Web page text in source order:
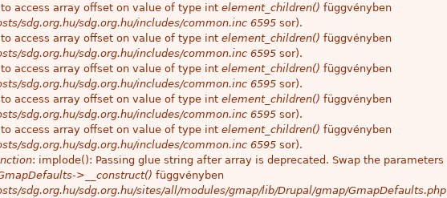
to access array offset on value of type int element_children() függvényben
sdg.org.hu/sdg.org.hu/includes/common.inc 6595 sor).
to access array offset on value of type int element_children() függvényben
sdg.org.hu/sdg.org.hu/includes/common.inc 6595 sor).
to access array offset on value of type int element_children() függvényben
sdg.org.hu/sdg.org.hu/includes/common.inc 6595 sor).
to access array offset on value of type int element_children() függvényben
sdg.org.hu/sdg.org.hu/includes/common.inc 6595 sor).
to access array offset on value of type int element_children() függvényben
sdg.org.hu/sdg.org.hu/includes/common.inc 6595 sor).
: implode(): Passing glue string after array is deprecated. Swap the parameters
>__construct() függvényben
sdg.org.hu/sdg.org.hu/sites/all/modules/gmap/lib/Drupal/gmap/GmapDefaults.php